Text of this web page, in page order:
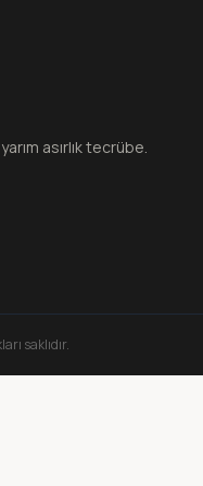
asırlık tecrübe.
saklıdır.